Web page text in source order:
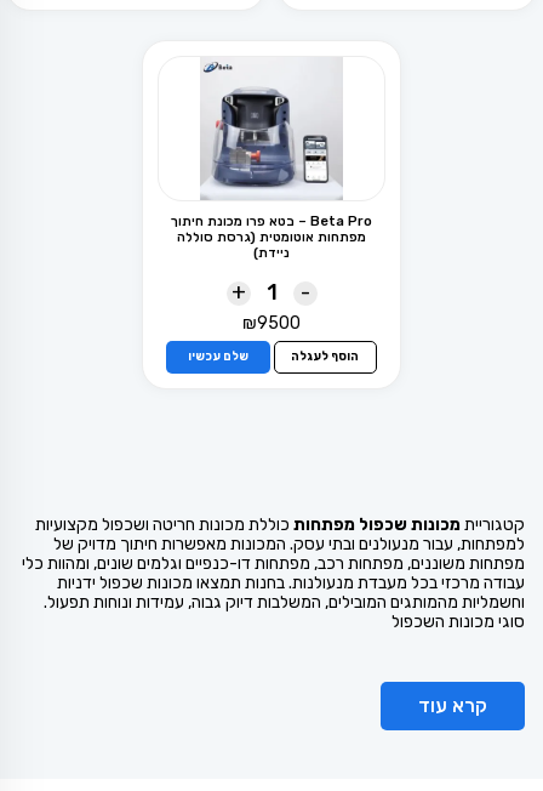
Beta Pro – בטא פרו מכונת חיתוך
מפתחות אוטומטית (גרסת סוללה
ניידת)
-
+
₪9500
הוסף לעגלה שלם עכשיו
קטגורייתמכונות שכפול מפתחות כוללת מכונות חריטה ושכפול מקצועיות
למפתחות, עבור מנעולנים ובתי עסק. המכונות מאפשרות חיתוך מדויק של
מפתחות משוננים, מפתחות רכב, מפתחות דו-כנפיים וגלמים שונים, ומהוות כלי
עבודה מרכזי בכל מעבדת מנעולנות. בחנות תמצאו מכונות שכפול ידניות
וחשמליות מהמותגים המובילים, המשלבות דיוק גבוה, עמידות ונוחות תפעול.
סוגי מכונות השכפול
קרא עוד